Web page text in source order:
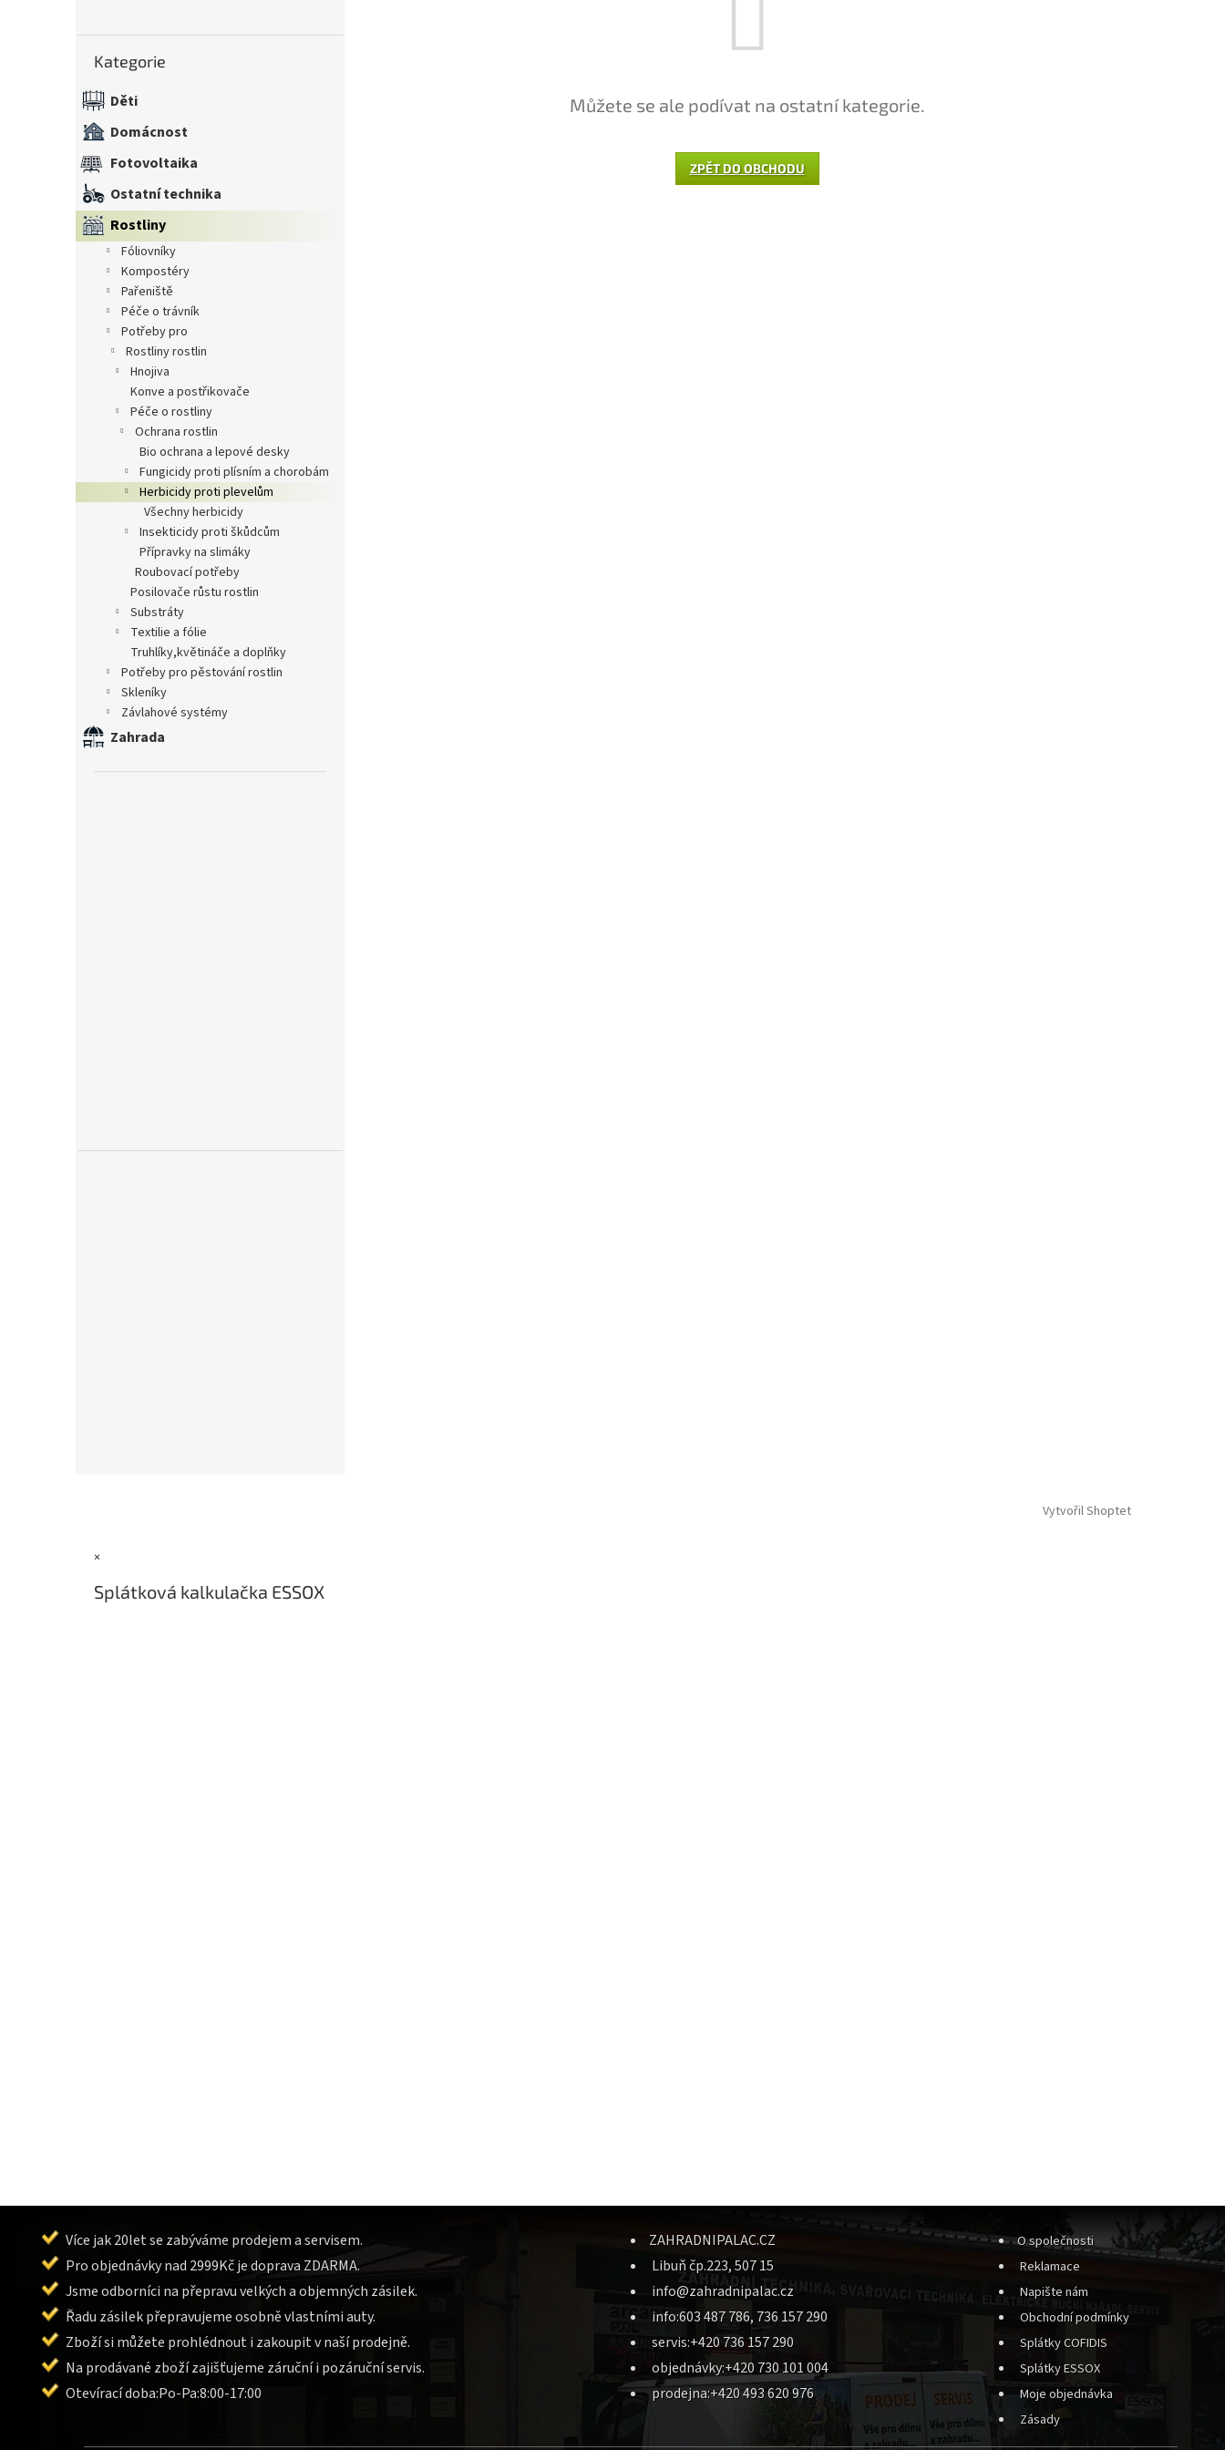
e
kategorie
Kategorie
Děti
Domácnost
Fotovoltaika
Ostatní technika
Rostliny
fóliovníky
kompostéry
pařeniště
péče o trávník
potřeby pro
rostliny rostlin
hnojiva
konve a postřikovače
péče o rostliny
ochrana rostlin
bio ochrana a lepové desky
fungicidy proti plísním a chorobám
herbicidy proti plevelům
všechny herbicidy
insekticidy proti škůdcům
přípravky na slimáky
roubovací potřeby
posilovače růstu rostlin
substráty
textilie a fólie
truhlíky,květináče a doplňky
potřeby pro pěstování rostlin
skleníky
závlahové systémy
Zahrada
Můžete se ale podívat na ostatní kategorie.
ZPĚT DO OBCHODU
Vytvořil Shoptet
×
Splátková kalkulačka ESSOX
Více jak 20let se zabýváme prodejem a servisem.
Pro objednávky nad 2999Kč je doprava ZDARMA.
Jsme odborníci na přepravu velkých a objemných zásilek.
Řadu zásilek přepravujeme osobně vlastními auty.
Zboží si můžete prohlédnout i zakoupit v naší prodejně.
Na prodávané zboží zajišťujeme záruční i pozáruční servis.
Otevírací doba:Po-Pa:8:00-17:00
ZAHRADNIPALAC.CZ
Libuň čp.223, 507 15
info@zahradnipalac.cz
info:603 487 786, 736 157 290
servis:+420 736 157 290
objednávky:+420 730 101 004
prodejna:+420 493 620 976
O společnosti
Reklamace
Napište nám
Obchodní podmínky
Splátky COFIDIS
Splátky ESSOX
Moje objednávka
Zásady